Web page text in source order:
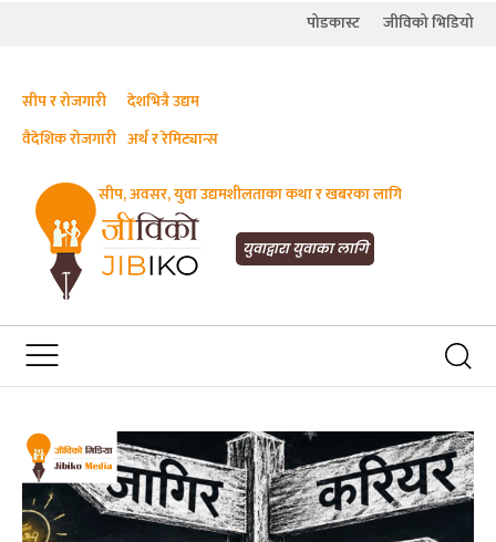
पोडकास्ट जीविको भिडियो
युवाद्वारा युवाका लागि
JIBIKO.COM
सीप, रोजगारी र अवसरका लागि जीविको
सीप, अवसर, युवा उद्यमशीलताका कथा र खबरका लागि
सीप र रोजगारी
देशभित्रै उद्यम
वैदेशिक रोजगारी अर्थ र रेमिट्यान्स